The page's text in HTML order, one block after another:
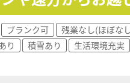
のかかりつけ薬剤師として
局で働きたい方
良い職場環境で勤務され
方に触れたい方
ブランク可 残業なし(ほぼな
り
積雪あり 生活環境充実